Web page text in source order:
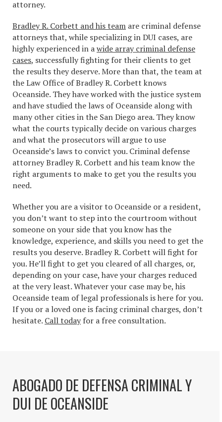
attorney.
Bradley R. Corbett and his team are criminal defense
attorneys that, while specializing in DUI cases, are
highly experienced in awide array criminal defense
cases, successfully fighting for their clients to get
the results they deserve. More than that, the team at
the Law Office of Bradley R. Corbett knows
Oceanside. They have worked with the justice system
and have studied the laws of Oceanside along with
many other cities in the San Diego area. They know
what the courts typically decide on various charges
and what the prosecutors will argue to use
Oceanside’s laws to convict you. Criminal defense
attorney Bradley R. Corbett and his team know the
right arguments to make to get you the results you
need.
Whether you are a visitor to Oceanside or a resident,
you don’t want to step into the courtroom without
someone on your side that you know has the
knowledge, experience, and skills you need to get the
results you deserve. Bradley R. Corbett will fight for
you. He’ll fight to get you cleared of all charges, or,
depending on your case, have your charges reduced
at the very least. Whatever your case may be, his
Oceanside team of legal professionals is here for you.
If you or a loved one is facing criminal charges, don’t
hesitate. Call todayfor a free consultation.
ABOGADO DE DEFENSA CRIMINAL Y
DUI DE OCEANSIDE